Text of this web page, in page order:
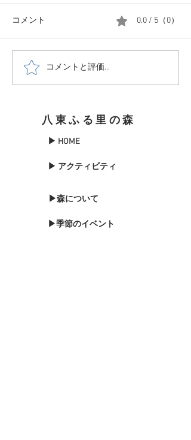
みなさん、ご無沙汰してま
2025年の営業も終了し現在撤
収作業中です。ただ、映像の
通り今年2回目の雪 しかも里
1日あったらすべて終わって
いたのですが、明日また上が
いれなかったので、ちょっと
めて明日は除雪車が出動して
今年も残りわずかですが、
コメント 0.0 / 5（0）
コメントと評価...
八東ふる里の森
▶ HOME
▶ アクティビティ
▶森について
▶季節のイベント